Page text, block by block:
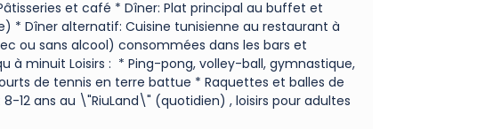
et café * Dîner: Plat principal au buffet et
* Dîner alternatif: Cuisine tunisienne au restaurant à
ou sans alcool) consommées dans les bars et
minuit Loisirs : * Ping-pong, volley-ball, gymnastique,
de tennis en terre battue * Raquettes et balles de
12 ans au \"RiuLand\" (quotidien) , loisirs pour adultes